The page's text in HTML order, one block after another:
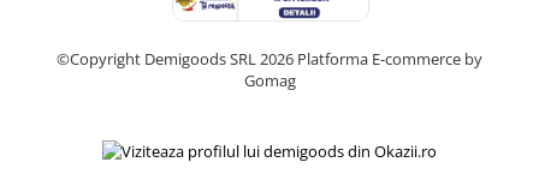
©Copyright Demigoods SRL 2026 Platforma E-commerce by
Gomag